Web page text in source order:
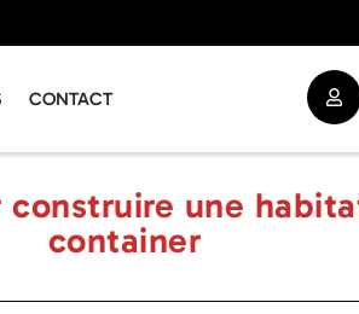
CONTACT
construire une
container